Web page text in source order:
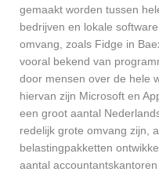
gemaakt worden tussen
bedrijven en lokale
omvang, zoals Fidge in
vooral bekend van
door mensen over de hele
hiervan zijn Microsoft en
een groot aantal
redelijk grote omvang zijn,
belastingpakketten
aantal